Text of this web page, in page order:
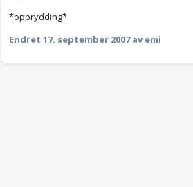
*opprydding*
Endret 17. september 2007av emi